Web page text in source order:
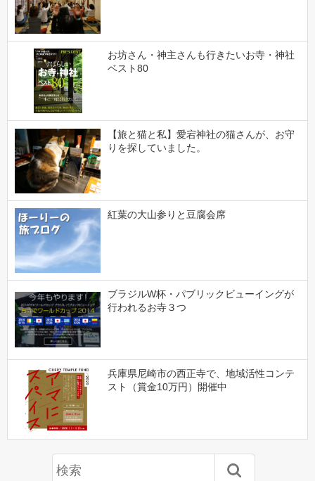
お坊さん・神主さんも行きたいお寺・神社
ベスト80
【旅と猫と私】愛宕神社の猫さんが、お守
りを探していました。
紅葉の大山参りと豆腐会席
ブラジルW杯・パブリックビューイングが
行われるお寺３つ
兵庫県尼崎市の西正寺で、地域活性コンテ
スト（賞金10万円）開催中